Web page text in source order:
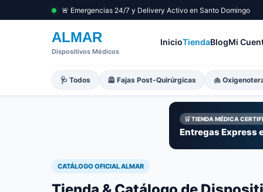
🚨 Emergencias 24/7 y Delivery Activo en Santo Domingo
ALMAR
Dispositivos Médicos
InicioTiendaBlogMi
🩺 Todos 🦺 Fajas Post-Quirúrgicas 🫁
🛒 TIENDA MÉDICA
Entregas Express
CATÁLOGO OFICIAL ALMAR